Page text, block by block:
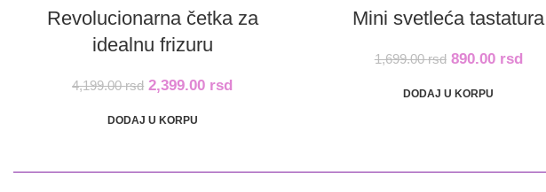
Revolucionarna četka za
idealnu frizuru
4,199.00rsd 2,399.00 rsd
DODAJ U KORPU
Mini svetleća tastatura
1,699.00rsd 890.00 rsd
DODAJ U KORPU